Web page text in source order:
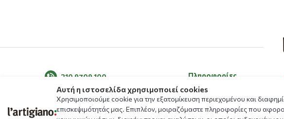
210 9709 100 Πληροφορίες
Σχετικά με εμάς
Τα νέα μας
Αυτή η ιστοσελίδα χρησιμοποιεί cookies
Χρησιμοποιούμε cookie για την εξατομίκευση περιεχομένου και
επισκεψιμότητάς μας. Επιπλέον, μοιραζόμαστε πληροφορίες που